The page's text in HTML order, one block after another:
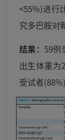
<55%)进行
究多巴胺对
结果：59例
出生体重为
受试者